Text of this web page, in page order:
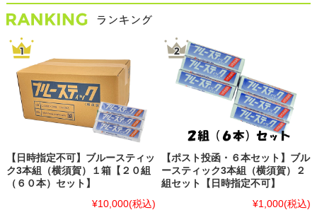
人気ランキング☆
【日時指定不可】ブルースティッ
ク3本組（横須賀）１箱【２０組
（６０本）セット】
¥10,000(税込)
【ポスト投函・６本セット】ブル
ースティック3本組（横須賀）２
組セット【日時指定不可】
¥1,000(税込)